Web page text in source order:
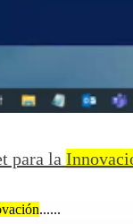
para la
......